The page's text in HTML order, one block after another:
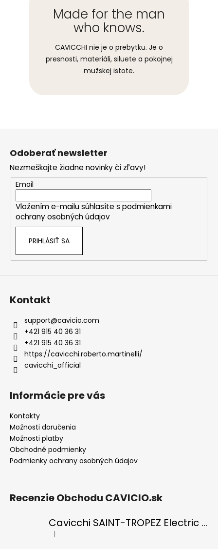
Made for the man
who knows.
CAVICCHI nie je o prebytku. Je o
presnosti, materiáli, siluete a pokojnej
mužskej istote.
Z
Odoberať newsletter
Nezmeškajte žiadne novinky či zľavy!
Email
Vložením e-mailu súhlasíte s podmienkami
ochrany osobných údajov
PRIHLÁSIŤ SA
Kontakt
support@cavicio.com
+421 915 40 36 31
+421 915 40 36 31
https://cavicchi.roberto.martinelli/
cavicchi_official
Informácie pre vás
Kontakty
Možnosti doručenia
Možnosti platby
Obchodné podmienky
Podmienky ochrany osobných údajov
Recenzie Obchodu CAVICIO.sk
Cavicchi SAINT-TROPEZ Electric Blue di RICCI
Hodnotenie produktu je 5 z 5 hviezdičiek.
|